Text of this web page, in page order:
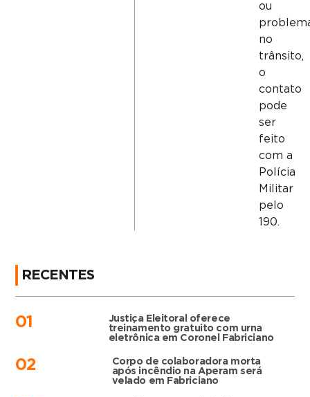
ou
no
trânsito,
o
contato
pode
ser
feito
com a
Polícia
Militar
pelo
190.
RECENTES
01
Justiça Eleitoral oferece
treinamento gratuito com urna
eletrônica em Coronel Fabriciano
02
Corpo de colaboradora morta
após incêndio na Aperam será
velado em Fabriciano